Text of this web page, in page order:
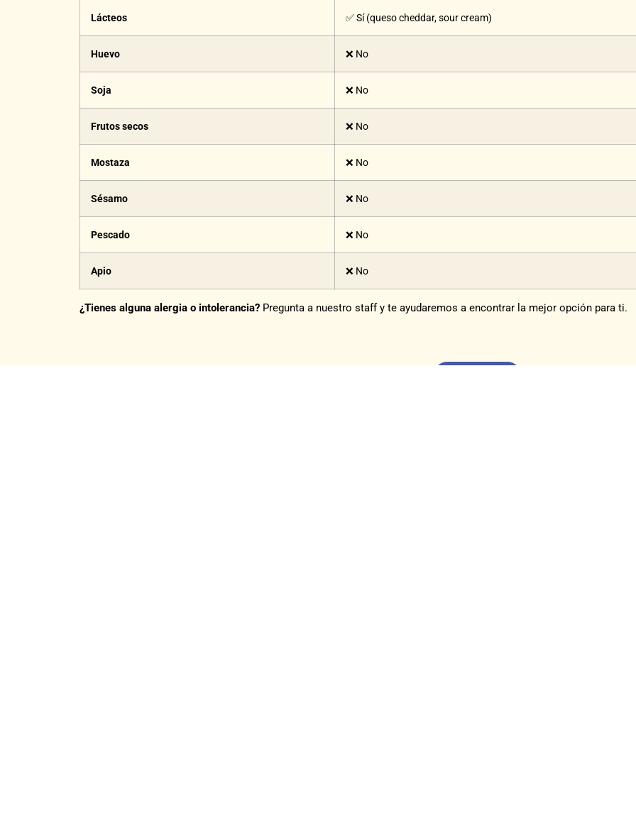
Lácteos ✅ Sí (queso cheddar, sour cream)
Huevo ❌ No
Soja ❌ No
Frutos secos ❌ No
Mostaza ❌ No
Sésamo ❌ No
Pescado ❌ No
Apio ❌ No
¿Tienes alguna alergia o intolerancia? Pregunta a nuestro staff y te ayudaremos a encontrar la mejor opción para ti.